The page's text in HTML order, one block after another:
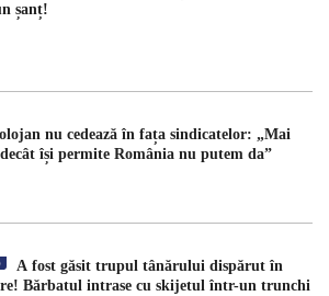
șanț!
nu cedează în fața sindicatelor: „Mai
își permite România nu putem da”
A fost găsit trupul tânărului dispărut în
Bărbatul intrase cu skijetul într-un trunchi